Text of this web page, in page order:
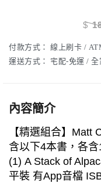
$
付款方式： 線上刷卡 /
運送方式：
宅配-免運 / 全
內容簡介
【精選組合】Matt
含以下4本書，各含
(1) A Stack of
平裝 有App音檔